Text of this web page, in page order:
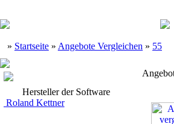
» Startseite » Angebote Vergleichen » 55
Hersteller der Software
Roland Kettner